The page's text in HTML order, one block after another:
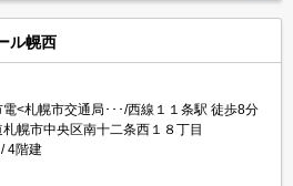
ル幌西
<札幌市交通局･･･/西線１１条駅 徒歩8分
幌市中央区南十二条西１８丁目
4階建